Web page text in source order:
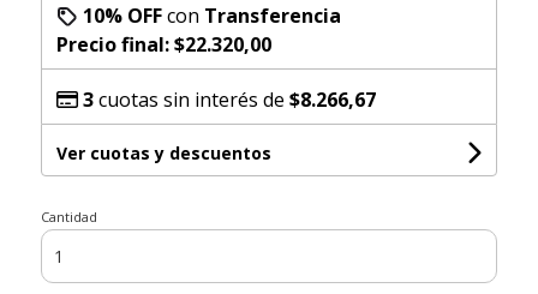
10% OFFcon Transferencia
Precio final:$22.320,00
3cuotas sin interés de $8.266,67
Ver cuotas y descuentos
Cantidad